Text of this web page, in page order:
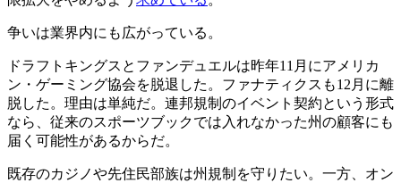
争いは業界内にも広がっている。
ドラフトキングスとファンデュエルは昨年11月にアメリカ
ン・ゲーミング協会を脱退した。ファナティクスも12月に離
脱した。理由は単純だ。連邦規制のイベント契約という形式
なら、従来のスポーツブックでは入れなかった州の顧客にも
届く可能性があるからだ。
既存のカジノや先住民部族は州規制を守りたい。一方、オン